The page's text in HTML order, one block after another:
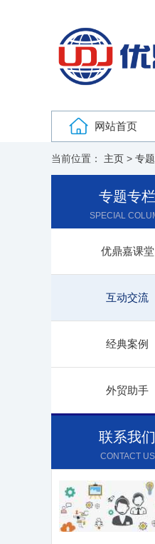
网站首页
当前位置： 主页 > 专
专题专栏
SPECIAL
优鼎嘉课堂
互动交流
经典案例
外贸助手
联系我们
CONTACT US